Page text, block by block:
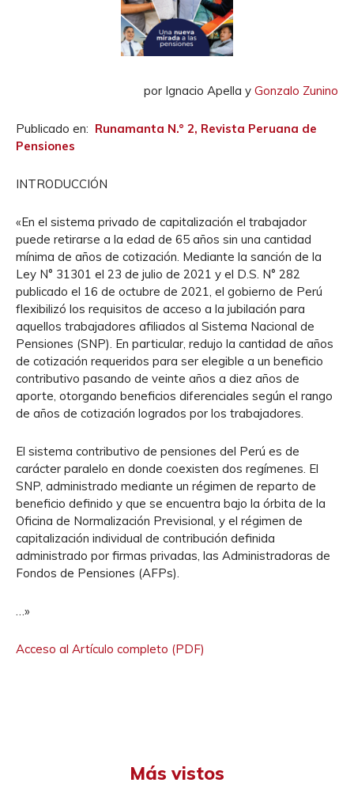
por Ignacio Apella y Gonzalo Zunino
Publicado en: Runamanta N.° 2, Revista Peruana de
Pensiones
INTRODUCCIÓN
«En el sistema privado de capitalización el trabajador
puede retirarse a la edad de 65 años sin una cantidad
mínima de años de cotización. Mediante la sanción de la
Ley N° 31301 el 23 de julio de 2021 y el D.S. N° 282
publicado el 16 de octubre de 2021, el gobierno de Perú
flexibilizó los requisitos de acceso a la jubilación para
aquellos trabajadores afiliados al Sistema Nacional de
Pensiones (SNP). En particular, redujo la cantidad de años
de cotización requeridos para ser elegible a un beneficio
contributivo pasando de veinte años a diez años de
aporte, otorgando beneficios diferenciales según el rango
de años de cotización logrados por los trabajadores.
El sistema contributivo de pensiones del Perú es de
carácter paralelo en donde coexisten dos regímenes. El
SNP, administrado mediante un régimen de reparto de
beneficio definido y que se encuentra bajo la órbita de la
Oficina de Normalización Previsional, y el régimen de
capitalización individual de contribución definida
administrado por firmas privadas, las Administradoras de
Fondos de Pensiones (AFPs).
…»
Acceso al Artículo completo (PDF)
Más vistos